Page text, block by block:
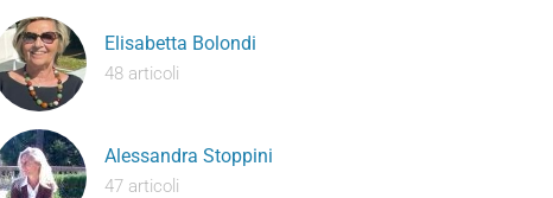
Elisabetta Bolondi
48 articoli
Alessandra Stoppini
47 articoli